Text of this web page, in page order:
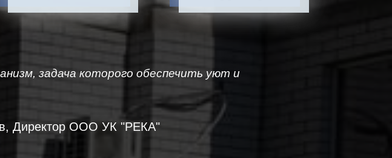
задача которого обеспечить уют и
Директор ООО УК "РЕКА"